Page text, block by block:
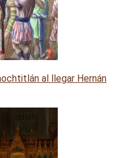
al llegar Hernán